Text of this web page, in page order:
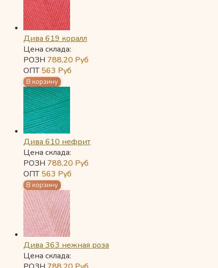
Дива 619 коралл
Цена склада:
РОЗН 788,20 Руб
ОПТ563 Руб
Дива 610 нефрит
Цена склада:
РОЗН 788,20 Руб
ОПТ563 Руб
Дива 363 нежная роза
Цена склада: